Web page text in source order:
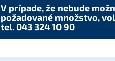
V prípade, že nebude
požadované množstvo,
tel. 043 324 10 90